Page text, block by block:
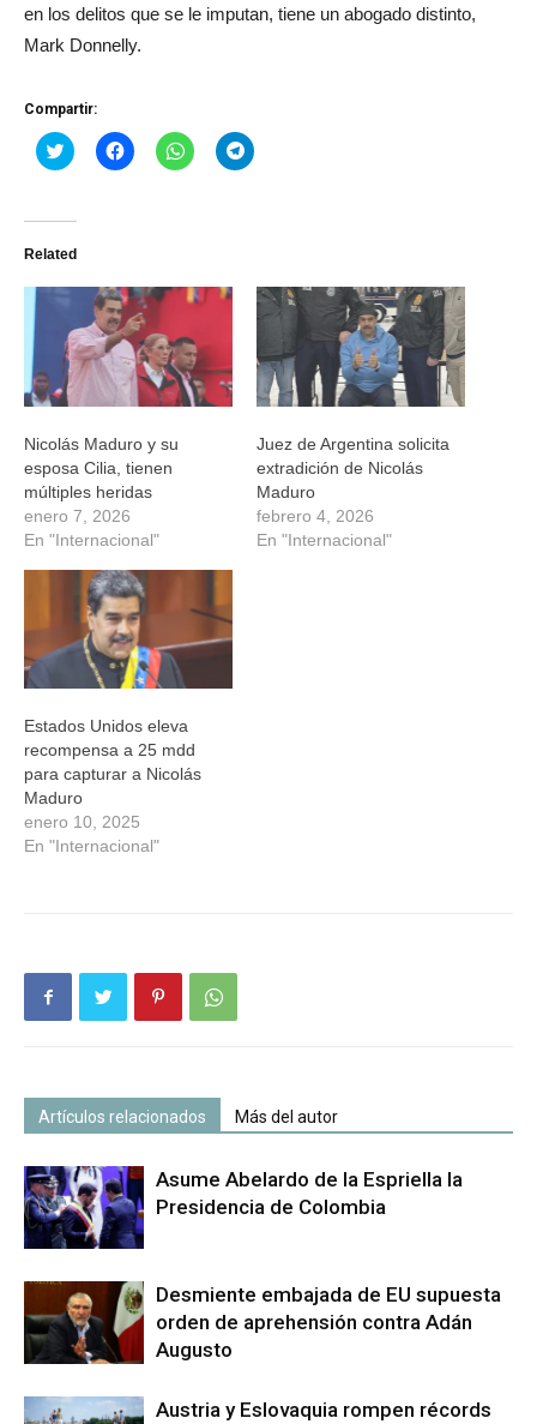
en los delitos que se le imputan, tiene un abogado distinto,
Mark Donnelly.
Compartir:
Haz
clic
Twitter
abre
una
ventana
nueva)
Haz
clic
una
ventana
nueva)
Haz
clic
una
ventana
Haz
clic
una
ventana
nueva)
Related
Nicolás Maduro y su
esposa Cilia, tienen
múltiples heridas
enero 7, 2026
En "Internacional"
Juez de Argentina solicita
extradición de Nicolás
Maduro
febrero 4, 2026
En "Internacional"
Estados Unidos eleva
recompensa a 25 mdd
para capturar a Nicolás
Maduro
enero 10, 2025
En "Internacional"
Artículos relacionados Más del autor
Asume Abelardo de la Espriella la
Presidencia de Colombia
Desmiente embajada de EU supuesta
orden de aprehensión contra Adán
Augusto
Austria y Eslovaquia rompen récords